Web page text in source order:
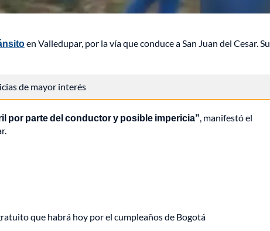
en Valledupar, por la vía que conduce a San Juan del Cesar. Su
de mayor interés
por parte del conductor y posible impericia”, manifestó el
que habrá hoy por el cumpleaños de Bogotá